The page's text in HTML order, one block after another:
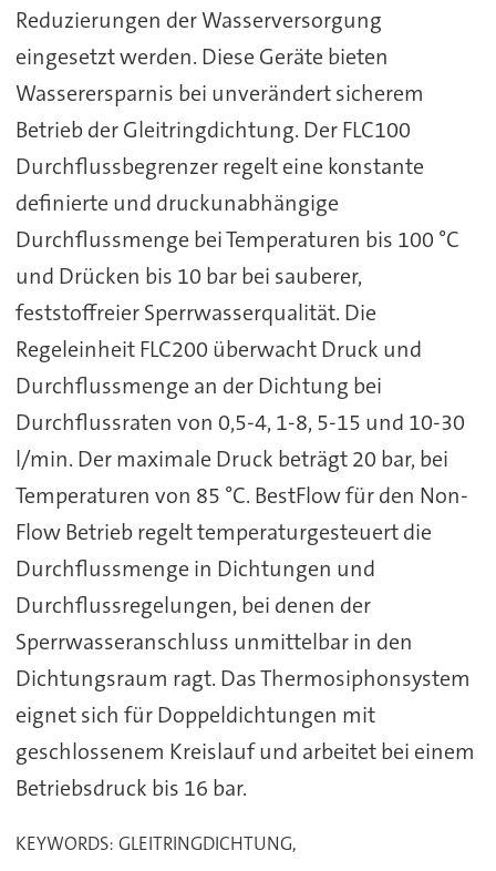
Reduzierungen der Wasserversorgung
eingesetzt werden. Diese Geräte bieten
Wasserersparnis bei unverändert sicherem
Betrieb der Gleitringdichtung. Der FLC100
Durchflussbegrenzer regelt eine konstante
definierte und druckunabhängige
Durchflussmenge bei Temperaturen bis 100 °C
und Drücken bis 10 bar bei sauberer,
feststoffreier Sperrwasserqualität. Die
Regeleinheit FLC200 überwacht Druck und
Durchflussmenge an der Dichtung bei
Durchflussraten von 0,5-4, 1-8, 5-15 und 10-30
l/min. Der maximale Druck beträgt 20 bar, bei
Temperaturen von 85 °C. BestFlow für den Non-
Flow Betrieb regelt temperaturgesteuert die
Durchflussmenge in Dichtungen und
Durchflussregelungen, bei denen der
Sperrwasseranschluss unmittelbar in den
Dichtungsraum ragt. Das Thermosiphonsystem
eignet sich für Doppeldichtungen mit
geschlossenem Kreislauf und arbeitet bei einem
Betriebsdruck bis 16 bar.
KEYWORDS: GLEITRINGDICHTUNG,